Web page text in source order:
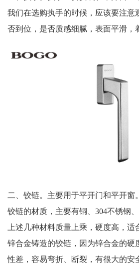
我们在选购执手的时候，应该要注意
否到位，是否质感细腻，表面平滑，
二、铰链。主要用于平开门和平开窗
铰链的材质，主要有铜、304不锈钢
上述几种材料质量上乘，硬度高，适
锌合金铸造的铰链，因为锌合金的硬
性差，容易弯折、断裂，有很大的安